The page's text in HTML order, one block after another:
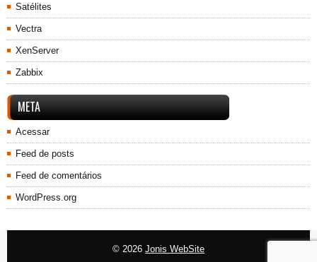
Satélites
Vectra
XenServer
Zabbix
META
Acessar
Feed de posts
Feed de comentários
WordPress.org
© 2026 Jonis WebSite